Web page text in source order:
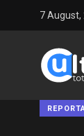
7 August,